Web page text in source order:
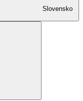
Slovensko